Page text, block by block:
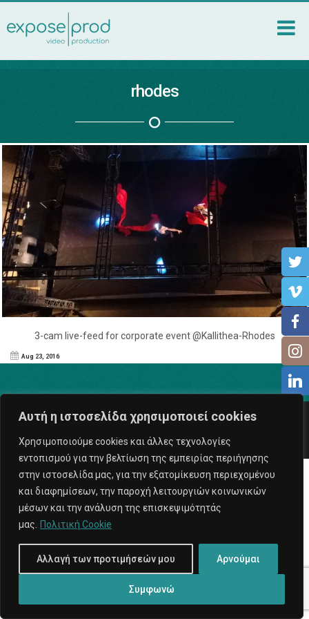
Αυτή η ιστοσελίδα χρησιμοποιεί cookies
Χρησιμοποιούμε cookies και άλλες τεχνολογίες
εντοπισμού για την βελτίωση της εμπειρίας περιήγησης
στην ιστοσελίδα μας, για την εξατομίκευση περιεχομένου
και διαφημίσεων, την παροχή λειτουργιών κοινωνικών
μέσων και την ανάλυση της επισκεψιμότητάς
μας.
Πολιτική Cookie
Αλλαγή των προτιμήσεών μου Αρνούμαι
Συμφωνώ
rhodes
3-cam live-feed for corporate event @Kallithea-Rhodes
Aug 23, 2016
Copyright © 2026ExposeProd. All rights reserved.
Υπηρεσίες Internet